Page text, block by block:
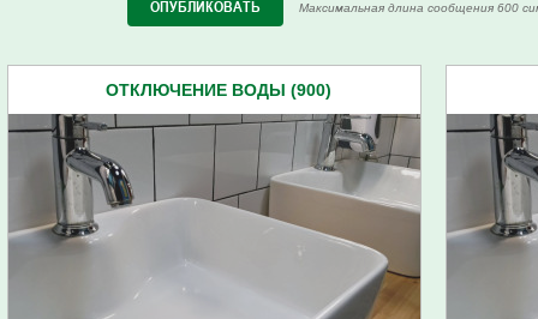
Максимальная длина сообщения 600
ОТКЛЮЧЕНИЕ ВОДЫ (900)